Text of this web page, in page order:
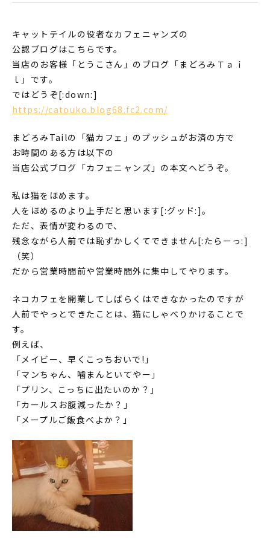
キャットテイルの役者なカフェニャンズの
公認ブログはこちらです。
当店のお客様「とうこさん」のブログ「まどろみＴａｉ
ｌ」です。
ではどうぞ[:down:]
https://catouko.blog68.fc2.com/
まどろみTailの「猫カフェ」のプッシュがお済の方で
お時間のある方は以下の
当店公式ブログ「カフェニャンズ」の本文へどうぞ。
私は猫をほめます。
人をほめるのより上手だと思います[:グッド:]。
ただ、表情が変わるので、
残念ながら人前では恥ずかしくてできません[:たらーっ:]
（笑）
だから営業時間前や営業時間外に集中してやります。
ネコカフェを開業してしばらくはできなかったのですが
人前でやっとできたことは、猫にしゃべりかけることで
す。
例えば、
「メイビー、早くこっちおいで!」
「マンちゃん、噛まんといてやー」
「プリン、こっちに出たいのか？」
「カールスお腹減ったか？」
「メープルご飯食べよか？」